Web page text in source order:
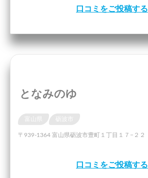
口コミをご投稿する
となみのゆ
砺波市
〒939-1364 富山県砺波市豊町１丁目１７−２２
口コミをご投稿する